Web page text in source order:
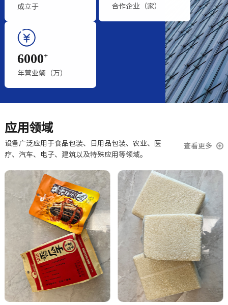
成立于 合作企业（家）
6000+
年营业额（万）
应用领域
设备广泛应用于食品包装、日用品包装、农业、医
疗、汽车、电子、建筑以及特殊应用等领域。
查看更多